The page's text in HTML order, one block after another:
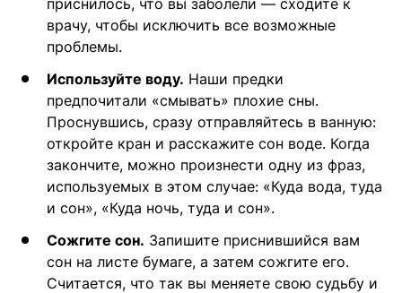
врачу, чтобы исключить все возможные
проблемы.
Используйте воду. Наши предки
предпочитали «смывать» плохие сны.
Проснувшись, сразу отправляйтесь в ванную:
откройте кран и расскажите сон воде. Когда
закончите, можно произнести одну из фраз,
используемых в этом случае: «Куда вода, туда
и сон», «Куда ночь, туда и сон».
Сожгите сон. Запишите приснившийся вам
сон на листе бумаге, а затем сожгите его.
Считается, что так вы меняете свою судьбу и